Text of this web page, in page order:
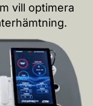
vill optimera